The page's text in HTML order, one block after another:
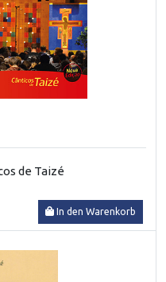
de Taizé
In den Warenkorb